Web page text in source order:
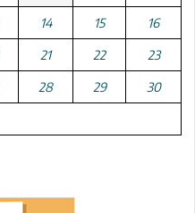
14 15 16
21 22 23
28 29 30